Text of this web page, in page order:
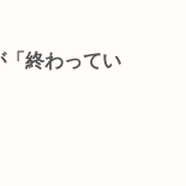
終わってい